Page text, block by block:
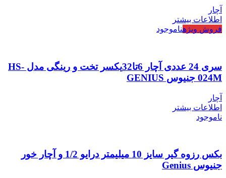
آچار
اطلاعات بیشتر
فروش ویژهناموجود
سری 24 عددی آچار 6تا32یکسر تخت و رینگی مدل HS-
024M جنیوس GENIUS
آچار
اطلاعات بیشتر
ناموجود
بکس رزوه گیر سایز 10 میلیمتر درایو 1/2 و آچار خور
جنیوس Genius